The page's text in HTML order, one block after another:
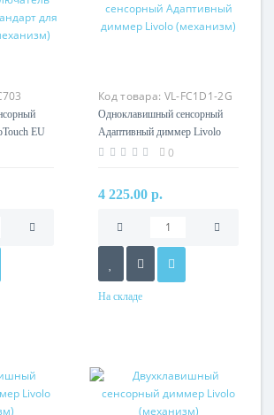
EU
Livolo
Код товара: VL-FC1D1-2G
Одноклавишный сенсорный
Адаптивный диммер Livolo
(механизм)
0
4 225.00 р.
На складе